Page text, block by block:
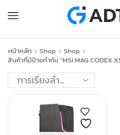
หน้าหลัก Shop
Shop
สินค้าที่มีป้ายกำกับ “MSI MAG CODEX